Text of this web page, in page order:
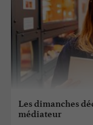
Les dimanches
médiateur